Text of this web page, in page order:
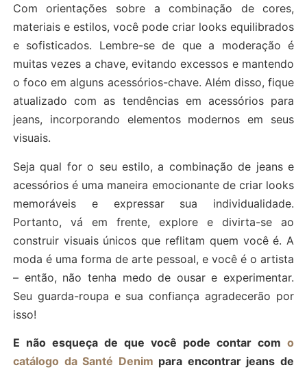
Com orientações sobre a combinação de cores,
materiais e estilos, você pode criar looks equilibrados
e sofisticados. Lembre-se de que a moderação é
muitas vezes a chave, evitando excessos e mantendo
o foco em alguns acessórios-chave. Além disso, fique
atualizado com as tendências em acessórios para
jeans, incorporando elementos modernos em seus
visuais.
Seja qual for o seu estilo, a combinação de jeans e
acessórios é uma maneira emocionante de criar looks
memoráveis e expressar sua individualidade.
Portanto, vá em frente, explore e divirta-se ao
construir visuais únicos que reflitam quem você é. A
moda é uma forma de arte pessoal, e você é o artista
– então, não tenha medo de ousar e experimentar.
Seu guarda-roupa e sua confiança agradecerão por
isso!
E não esqueça de que você pode contar como
catálogo da Santé Denim para encontrar jeans de